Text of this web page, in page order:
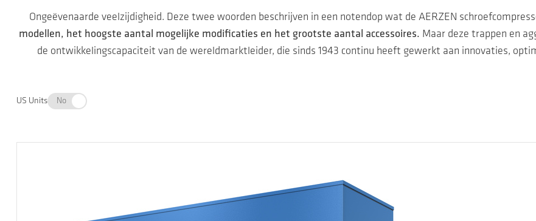
Ongeëvenaarde veelzijdigheid. Deze twee woorden beschrijven in een notendop wat de AERZEN
modellen, het hoogste aantal mogelijke modificaties en het grootste aantal accessoires. Maar deze trappen en
de ontwikkelingscapaciteit van de wereldmarktleider, die sinds 1943 continu heeft gewerkt aan innovaties,
US Units No